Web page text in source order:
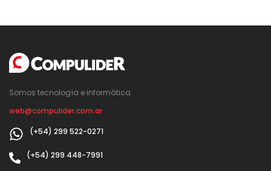
Somos tecnología e informática
web@compulider.com.ar
(+54) 299 522-0271
(+54) 299 448-7991